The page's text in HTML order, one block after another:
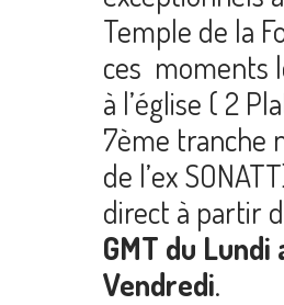
Temple de la
ces moments
à l’église ( 2
7ème tranche
de l’ex
direct à partir
GMT du Lundi
Vendredi.